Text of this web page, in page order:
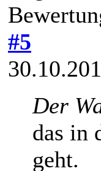
#5
Der
das in
geht.